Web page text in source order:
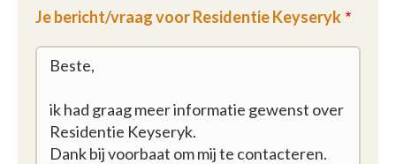
Je bericht/vraag voor Residentie Keyseryk